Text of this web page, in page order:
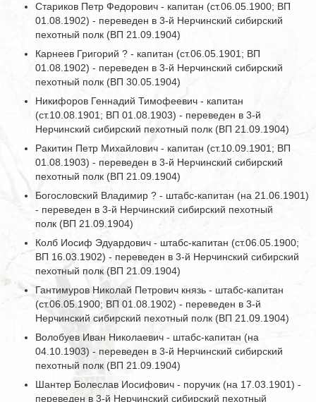
Стариков Петр Федорович - капитан (ст.06.05.1900; ВП
01.08.1902) - переведен в 3-й Нерчинский сибирский
пехотный полк (ВП 21.09.1904)
Карнеев Григорий ? - капитан (ст.06.05.1901; ВП
01.08.1902) - переведен в 3-й Нерчинский сибирский
пехотный полк (ВП 30.05.1904)
Никифоров Геннадий Тимофеевич - капитан
(ст.10.08.1901; ВП 01.08.1903) - переведен в 3-й
Нерчинский сибирский пехотный полк (ВП 21.09.1904)
Ракитин Петр Михайлович - капитан (ст.10.09.1901; ВП
01.08.1903) - переведен в 3-й Нерчинский сибирский
пехотный полк (ВП 21.09.1904)
Богословский Владимир ? - штабс-капитан (на 21.06.1901)
- переведен в 3-й Нерчинский сибирский пехотный
полк (ВП 21.09.1904)
Колб Иосиф Эдуардович - штабс-капитан (ст.06.05.1900;
ВП 16.03.1902) - переведен в 3-й Нерчинский сибирский
пехотный полк (ВП 21.09.1904)
Гантимуров Николай Петрович князь - штабс-капитан
(ст.06.05.1900; ВП 01.08.1902) - переведен в 3-й
Нерчинский сибирский пехотный полк (ВП 21.09.1904)
Волобуев Иван Николаевич - штабс-капитан (на
04.10.1903) - переведен в 3-й Нерчинский сибирский
пехотный полк (ВП 21.09.1904)
Шантер Болеслав Иосифович - поручик (на 17.03.1901) -
переведен в 3-й Нерчинский сибирский пехотный